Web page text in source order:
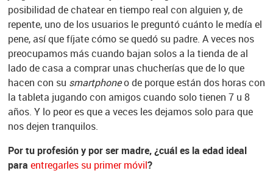
posibilidad de chatear en tiempo real con alguien y, de
repente, uno de los usuarios le preguntó cuánto le medía el
pene, así que fíjate cómo se quedó su padre. A veces nos
preocupamos más cuando bajan solos a la tienda de al
lado de casa a comprar unas chucherías que de lo que
hacen con su smartphoneo de porque están dos horas con
la tableta jugando con amigos cuando solo tienen 7 u 8
años. Y lo peor es que a veces les dejamos solo para que
nos dejen tranquilos.
Por tu profesión y por ser madre, ¿cuál es la edad ideal
para entregarles su primer móvil?